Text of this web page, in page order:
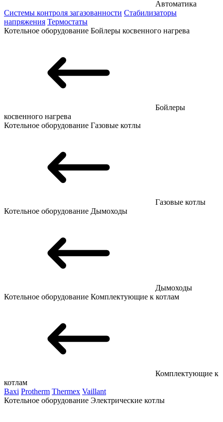
Автоматика
Системы контроля загазованности Стабилизаторы
напряжения Термостаты
Котельное оборудование Бойлеры косвенного нагрева
Бойлеры
косвенного нагрева
Котельное оборудование Газовые котлы
Газовые котлы
Котельное оборудование Дымоходы
Дымоходы
Котельное оборудование Комплектующие к котлам
Комплектующие к
котлам
Baxi Protherm Thermex Vaillant
Котельное оборудование Электрические котлы